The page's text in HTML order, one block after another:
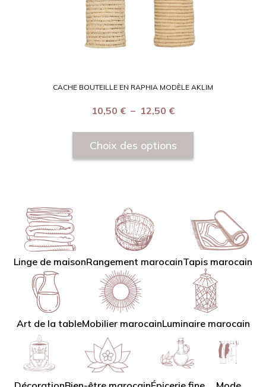
CACHE BOUTEILLE EN RAPHIA MODÈLE AKLIM
10,50 € – 12,50 €
Choix des options
Linge de maisonRangement marocainTapis marocain
Art de la tableMobilier marocainLuminaire marocain